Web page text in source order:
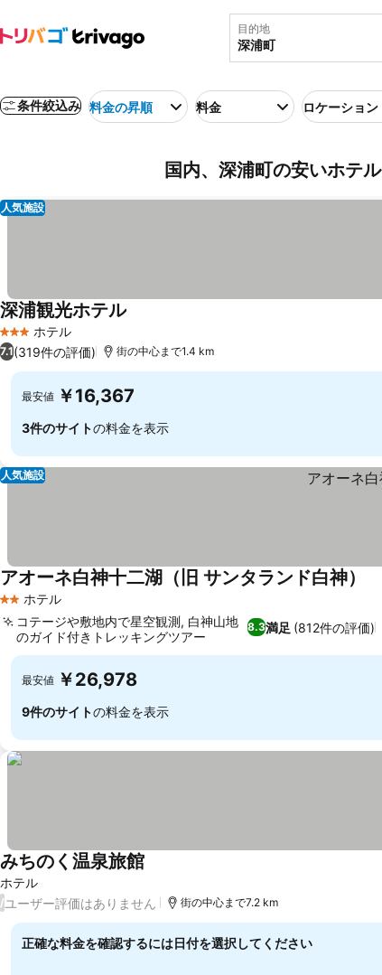
目的地
条件絞込み 料金の昇順 料金 ロケーション
国内、深浦町の安いホテル
人気施設
3 ホテルのランク
ホテル
深浦観光ホテル
7.1(319件の評価) 街の中心まで1.4 km
最安値 ￥16,367
3件のサイトの料金を表示
人気施設
2 ホテルのランク
ホテル
アオーネ白神十二湖（旧 サンタランド白神）
8.3満足 (812件の評価)
コテージや敷地内で星空観測, 白神山地
のガイド付きトレッキングツアー
最安値 ￥26,978
9件のサイトの料金を表示
ホテル
みちのく温泉旅館
/ユーザー評価はありません 街の中心まで7.2 km
正確な料金を確認するには日付を選択してください